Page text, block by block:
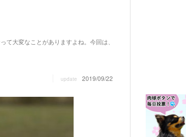
大変なことがありますよね。今回は、
update 2019/09/22